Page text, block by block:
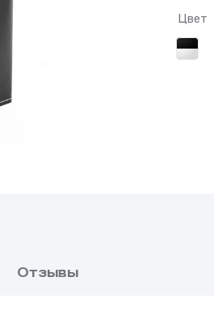
Цвет
Отзывы